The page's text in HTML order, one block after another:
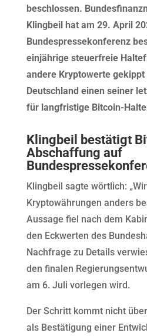
beschlossen.
Klingbeil hat am 29. April
Bundespressekonferenz
einjährige steuerfreie
andere Kryptowerte
Deutschland einen seiner
für langfristige Bitcoin-
Klingbeil bestätigt
Abschaffung auf
Klingbeil sagte wörtlich:
Kryptowährungen anders
Aussage fiel nach dem
den Eckwerten des
Nachfrage zu Details
den finalen
am 6. Juli vorlegen wird.
Der Schritt kommt nicht
als Bestätigung einer